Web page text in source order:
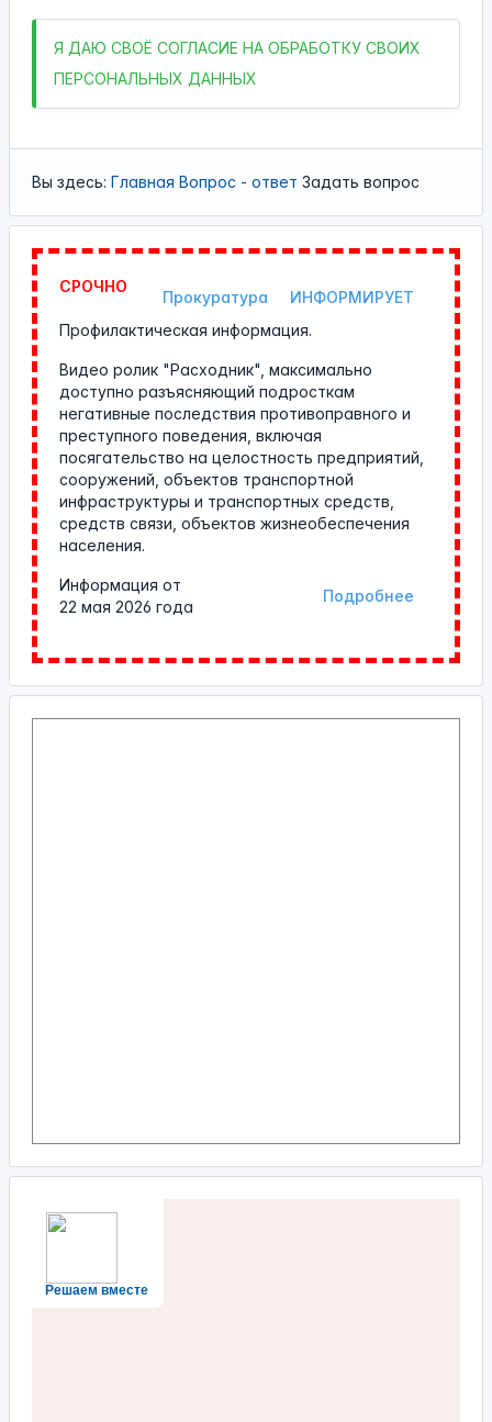
Я ДАЮ СВОЁ СОГЛАСИЕ НА ОБРАБОТКУ СВОИХ
ПЕРСОНАЛЬНЫХ ДАННЫХ
Вы здесь: Главная Вопрос - ответ Задать вопрос
СРОЧНО
Прокуратура
ИНФОРМИРУЕТ
Профилактическая информация.
Видео ролик "Расходник", максимально
доступно разъясняющий подросткам
негативные последствия противоправного и
преступного поведения, включая
посягательство на целостность предприятий,
сооружений, объектов транспортной
инфраструктуры и транспортных средств,
средств связи, объектов жизнеобеспечения
населения.
Подробнее
Информация от
22 мая 2026 года
Решаем вместе